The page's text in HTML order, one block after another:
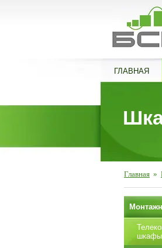
ГЛАВНАЯ
Главная »
шкафы